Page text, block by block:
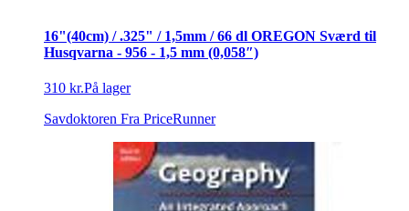
16"(40cm) / .325" / 1,5mm / 66 dl OREGON Sværd til
Husqvarna - 956 - 1,5 mm (0,058″)
310 kr.På lager
Savdoktoren Fra PriceRunner